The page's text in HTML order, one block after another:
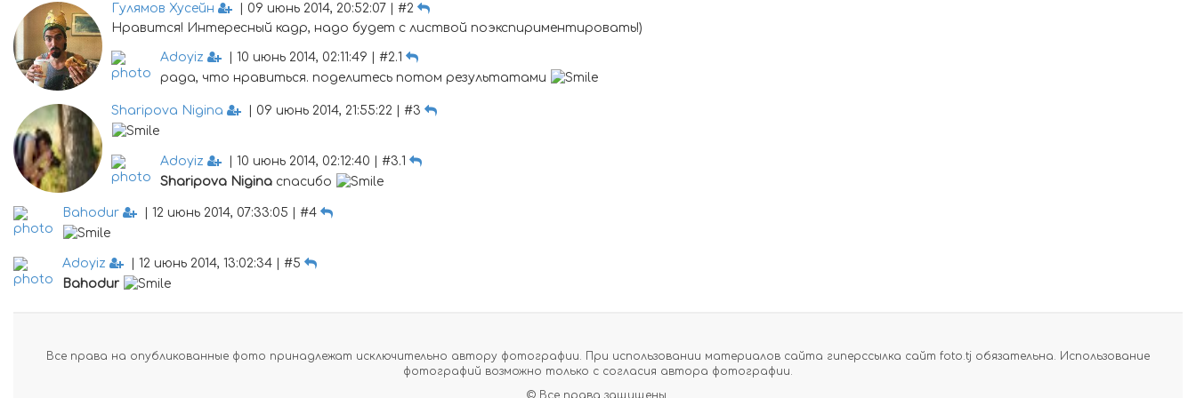
Гулямов Хусейн
| 09 июнь 2014, 20:52:07 | #2
Нравится! Интересный кадр, надо будет с листвой поэкспириментировать!)
Adoyiz
| 10 июнь 2014, 02:11:49 | #2.1
рада, что нравиться. поделитесь потом результатами
Sharipova Nigina | 09 июнь 2014, 21:55:22 | #3
Adoyiz
| 10 июнь 2014, 02:12:40 | #3.1
Sharipova Nigina спасибо
Bahodur | 12 июнь 2014, 07:33:05 | #4
Adoyiz
| 12 июнь 2014, 13:02:34 | #5
Bahodur
Все права на опубликованные фото принадлежат исключительно автору фотографии. При использовании материалов сайта гиперссылка сайт foto.tj обязательна. Использование
фотографий возможно только с согласия автора фотографии.
© Все права защищены.